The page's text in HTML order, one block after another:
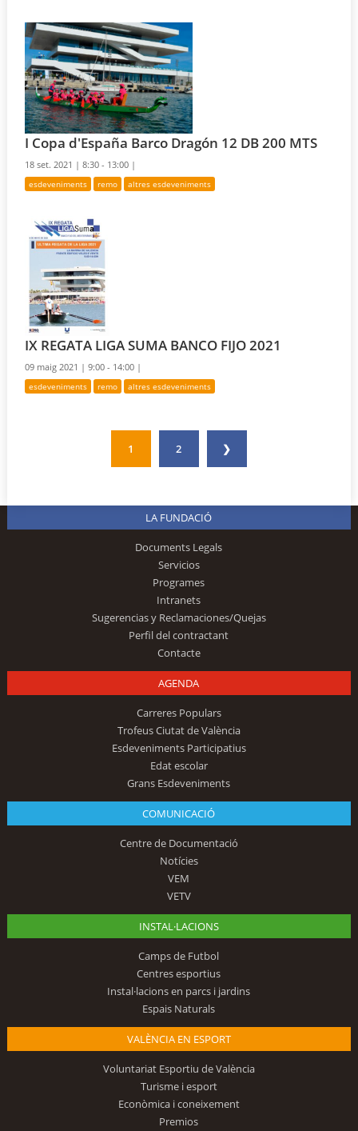
I Copa d'España Barco Dragón 12 DB 200 MTS
18 set. 2021 |8:30 - 13:00 |
esdeveniments remo altres esdeveniments
IX REGATA LIGA SUMA BANCO FIJO 2021
09 maig 2021 |9:00 - 14:00 |
esdeveniments remo altres esdeveniments
1 2 ❯
LA FUNDACIÓ
Documents Legals
Servicios
Programes
Intranets
Sugerencias y Reclamaciones/Quejas
Perfil del contractant
Contacte
AGENDA
Carreres Populars
Trofeus Ciutat de València
Esdeveniments Participatius
Edat escolar
Grans Esdeveniments
COMUNICACIÓ
Centre de Documentació
Notícies
VEM
VETV
INSTAL·LACIONS
Camps de Futbol
Centres esportius
Instal·lacions en parcs i jardins
Espais Naturals
VALÈNCIA EN ESPORT
Voluntariat Esportiu de València
Turisme i esport
Econòmica i coneixement
Premios